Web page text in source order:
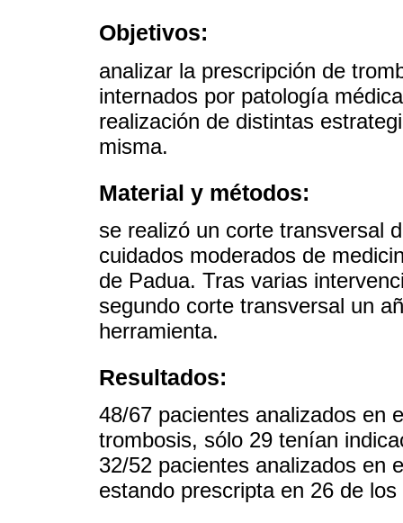
Objetivos:
analizar la prescripción de
internados por patología
realización de distintas
misma.
Material y métodos:
se realizó un corte transversal
cuidados moderados de
de Padua. Tras varias
segundo corte transversal un
herramienta.
Resultados:
48/67 pacientes analizados en
trombosis, sólo 29 tenían
32/52 pacientes analizados en
estando prescripta en 26 de